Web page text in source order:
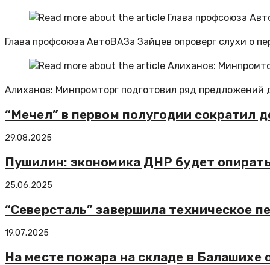
Глава профсоюза АвтоВАЗа Зайцев опроверг слухи о
Алиханов: Минпромторг подготовил ряд предложений
“Мечел” в первом полугодии сократил
29.08.2025
Пушилин: экономика ДНР будет
25.06.2025
“Северсталь” завершила техническое
19.07.2025
На месте пожара на складе в